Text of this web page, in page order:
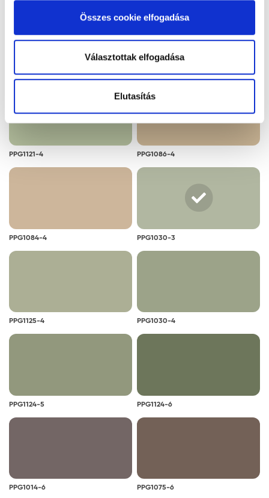
alkalmazását. A "Részletek megjelenítése” gombra
kattintással megismerheti és beállíthatja, hogy mely
cookie alkalmazását fogadja el.
Összes cookie elfogadása
Választottak elfogadása
Elutasítás
PPG1121-4 PPG1086-4
PPG1084-4 PPG1030-3
PPG1125-4 PPG1030-4
PPG1124-5 PPG1124-6
PPG1014-6 PPG1075-6